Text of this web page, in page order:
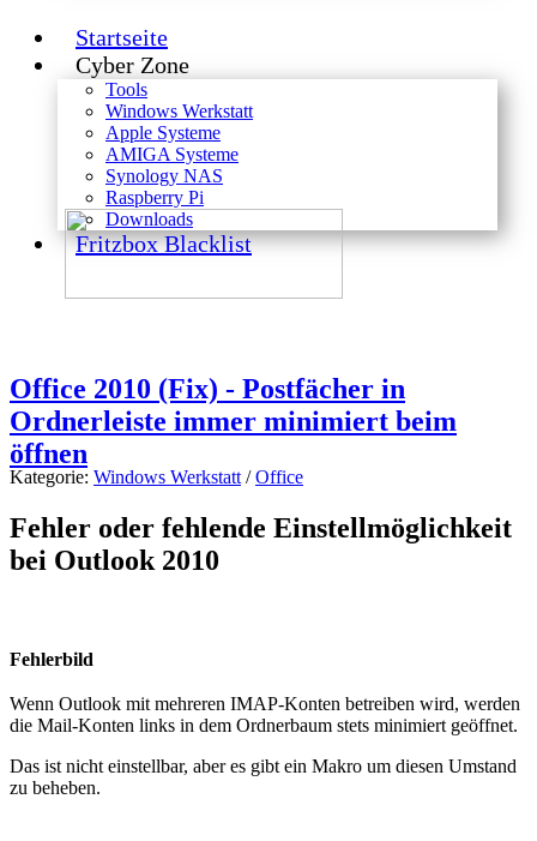
Startseite
Cyber Zone
Tools
Windows Werkstatt
Apple Systeme
AMIGA Systeme
Synology NAS
Raspberry Pi
Downloads
Fritzbox Blacklist
Office 2010 (Fix) - Postfächer in
Ordnerleiste immer minimiert beim
öffnen
Kategorie: Windows Werkstatt /Office
Fehler oder fehlende Einstellmöglichkeit
bei Outlook 2010
Fehlerbild
Wenn Outlook mit mehreren IMAP-Konten betreiben wird, werden
die Mail-Konten links in dem Ordnerbaum stets minimiert geöffnet.
Das ist nicht einstellbar, aber es gibt ein Makro um diesen Umstand
zu beheben.